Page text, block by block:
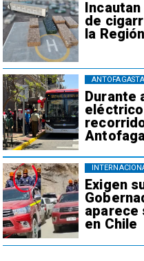
de
la
Durante
ANTOFAGASTA
Exigen
aparece
en Chile